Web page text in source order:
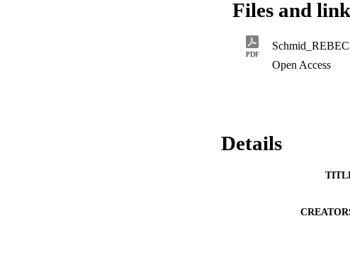
Files and
PDF
Open Access
Details